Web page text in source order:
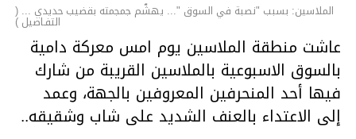
الملاسين: بسبب "نصبة في السوق "... يهشّم جمجمته بقضيب حديدي ... (
التفـاصيل )
عاشت منطقة الملاسين يوم امس معركة دامية
بالسوق الاسبوعية بالملاسين القريبة من شارك
فيها أحد المنحرفين المعروفين بالجهة، وعمد
إلى الاعتداء بالعنف الشديد على شاب وشقيقه..